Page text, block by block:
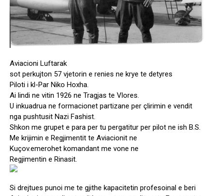
Aviacioni Luftarak
sot perkujton 57 vjetorin e renies ne krye te detyres
Piloti i kl-Par Niko Hoxha.
Ai lindi ne vitin 1926 ne Tragjas te Vlores.
U inkuadrua ne formacionet partizane per çlirimin e vendit
nga pushtusit Nazi Fashist.
Shkon me grupet e para per tu pergatitur per pilot ne ish B.S.
Me krijimin e Regjimentit te Aviacionit ne
Kuçov.emerohet komandant me vone ne
Regjimentin e Rinasit.
Si drejtues punoi me te gjithe kapacitetin profesoinal e beri